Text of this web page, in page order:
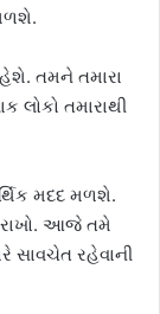
તમને તમારા
લોકો તમારાથી
મદદ મળશે.
રાખો. આજે તમે
સાવચેત રહેવાની